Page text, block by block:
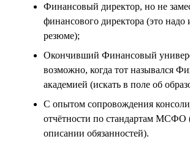
Финансовый директор, но не
финансового директора (это надо
резюме);
Окончивший Финансовый
возможно, когда тот назывался
академией (искать в поле об
С опытом сопровождения
отчётности по стандартам МСФО
описании обязанностей).